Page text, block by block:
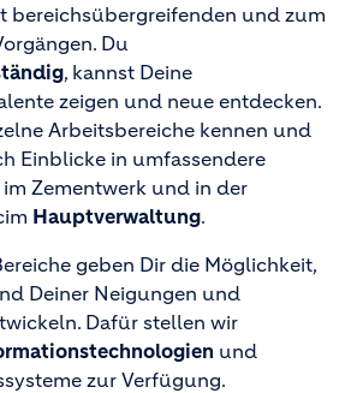
bereichsübergreifenden und zum
Du
, kannst Deine
zeigen und neue entdecken.
Arbeitsbereiche kennen und
Einblicke in umfassendere
Zementwerk und in der
Hauptverwaltung.
geben Dir die Möglichkeit,
Deiner Neigungen und
Dafür stellen wir
und
zur Verfügung.